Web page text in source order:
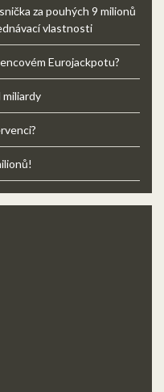
za pouhých 9 milionů
vlastnosti
Eurojackpotu?